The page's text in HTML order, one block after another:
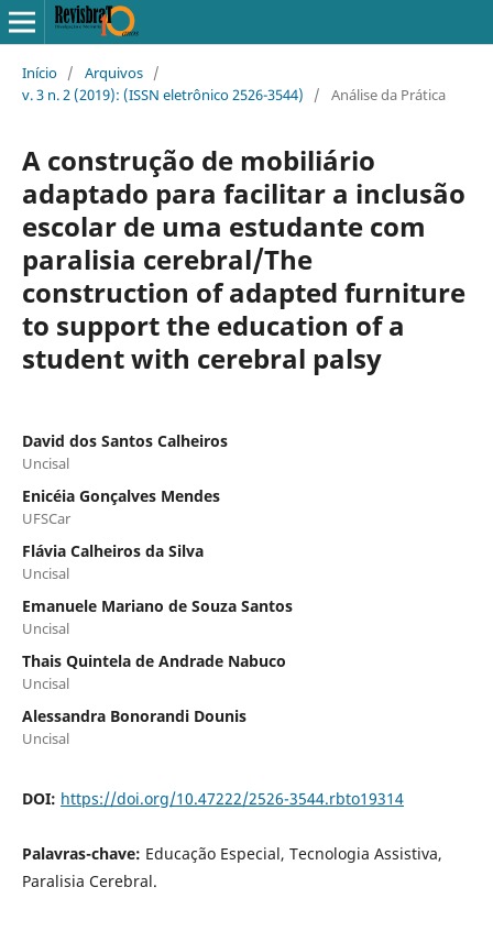
Início / Arquivos /
v. 3 n. 2 (2019): (ISSN eletrônico 2526-3544)
/ Análise da Prática
A construção de mobiliário
adaptado para facilitar a inclusão
escolar de uma estudante com
paralisia cerebral/The
construction of adapted furniture
to support the education of a
student with cerebral palsy
David dos Santos Calheiros
Uncisal
Enicéia Gonçalves Mendes
UFSCar
Flávia Calheiros da Silva
Uncisal
Emanuele Mariano de Souza Santos
Uncisal
Thais Quintela de Andrade Nabuco
Uncisal
Alessandra Bonorandi Dounis
Uncisal
DOI: https://doi.org/10.47222/2526-3544.rbto19314
Palavras-chave: Educação Especial, Tecnologia Assistiva,
Paralisia Cerebral.